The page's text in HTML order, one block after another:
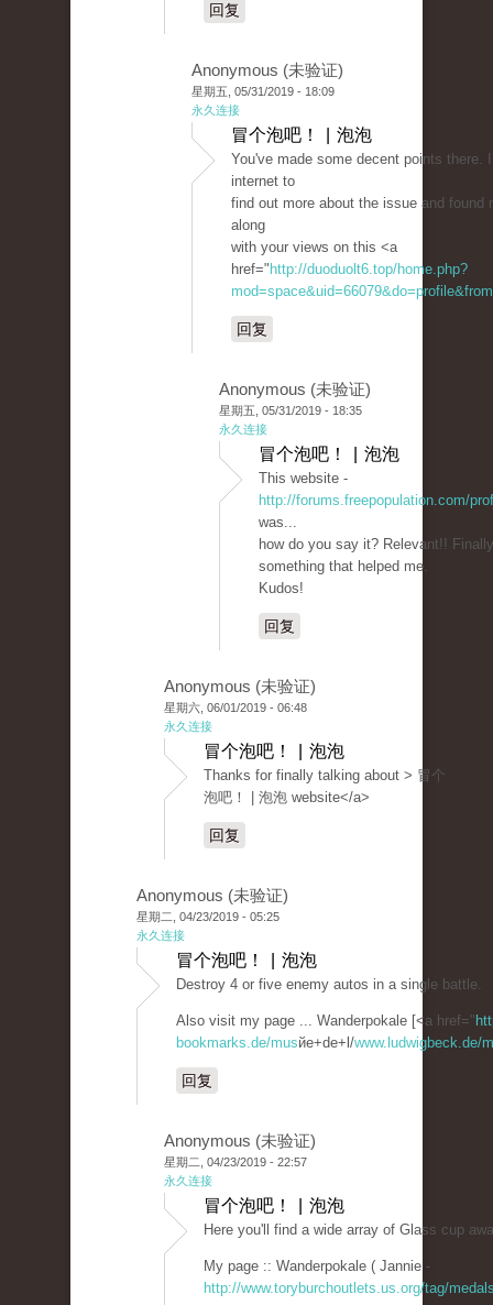
回复
Anonymous (未验证)
星期五, 05/31/2019 - 18:09
永久连接
冒个泡吧！ | 泡泡
You've made some decent points there.
internet to
find out more about the issue and found
along
with your views on this <a
href=" http://duoduolt6.top/home.php?
回复
Anonymous (未验证)
星期五, 05/31/2019 - 18:35
永久连接
冒个泡吧！ | 泡泡
This website -
http://forums.freepopulation.com/
was...
how do you say it? Relevant!!
something that helped me.
Kudos!
回复
Anonymous (未验证)
星期六, 06/01/2019 - 06:48
永久连接
冒个泡吧！ | 泡泡
Thanks for finally talking about > 冒个
泡吧！ | 泡泡 website</a>
回复
Anonymous (未验证)
星期二, 04/23/2019 - 05:25
永久连接
冒个泡吧！ | 泡泡
Destroy 4 or five enemy autos in a single battle.
Also visit my page ... Wanderpokale [<a href="
bookmarks.de/musйe+de+l/www.ludwigbeck.de/
回复
Anonymous (未验证)
星期二, 04/23/2019 - 22:57
永久连接
冒个泡吧！ | 泡泡
Here you'll find a wide array of Glass cup
My page :: Wanderpokale ( Jannie -
http://www.toryburchoutlets.us.org/tag/